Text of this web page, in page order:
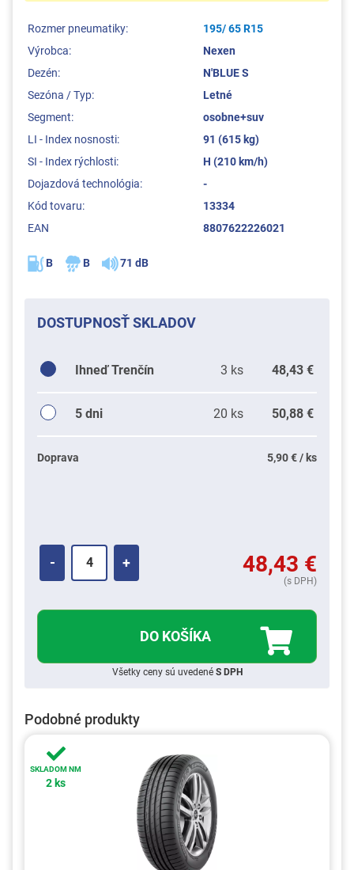
Rozmer pneumatiky:
195/ 65 R15
Výrobca:
Nexen
Dezén:
N'BLUE S
Sezóna / Typ:
Letné
Segment:
osobne+suv
LI - Index nosnosti:
91 (615 kg)
SI - Index rýchlosti:
H (210 km/h)
Dojazdová technológia:
-
Kód tovaru:
13334
EAN
8807622226021
B B 71 dB
DOSTUPNOSŤ SKLADOV
Ihneď Trenčín 3 ks 48,43 €
5 dni 20 ks 50,88 €
Doprava 5,90 € / ks
+
- 48,43 €
(s DPH)
DO KOŠÍKA
Všetky ceny sú uvedené S DPH
Podobné produkty
SKLADOM NM
2 ks